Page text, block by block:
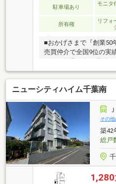
駐車場あり
モニタ
所有権
リフォ
■おかげさまで『創業50
売買仲介で全国9位の実
ご売却・お買替え全て
FP相談【未来カレンダ
を見据えて立てなければ
や悩みを『見える化』
切りましょう。■業界初
【TOHO HOUSE CLUB
ではなくスタートです。
し』の安心と安全を守る
てます。お気軽にお問合
ニューシティハイム千葉南
その他
築42
総戸
1,280